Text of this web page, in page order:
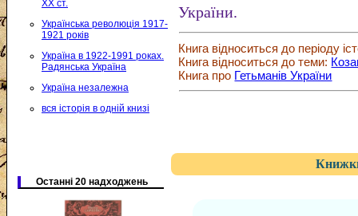
XX ст.
Українська революція 1917-
1921 років
Україна в 1922-1991 роках.
Радянська Україна
Україна незалежна
вся історія в одній книзі
Останні 20 надходжень
України.
Книга відноситься до періоду
Книга відноситься до теми:
Книга про Гетьманів України